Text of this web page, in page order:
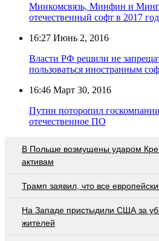
Минкомсвязь, Минфин и
отечественный софт в 2017
16:27 Июнь 2, 2016
Власти РФ решили не
пользоваться иностранным
16:46 Март 30, 2016
Путин поторопил
отечественное ПО
В Польше возмущены ударом
активам
Трамп заявил, что все
На Западе пристыдили США за
жителей